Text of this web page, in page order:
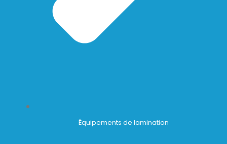
Équipements de lamination